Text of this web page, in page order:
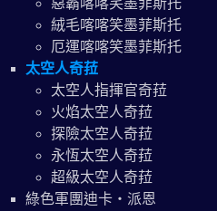
絨毛喀喀笑墨菲斯托
厄運喀喀笑墨菲斯托
太空人奇菈
太空人指揮官奇菈
火焰太空人奇菈
探險太空人奇菈
永恆太空人奇菈
超級太空人奇菈
綠色軍團迪卡‧派恩